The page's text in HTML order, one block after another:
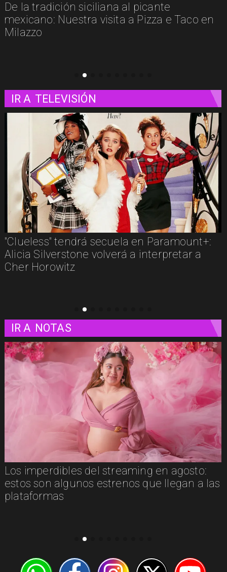
e Taco en
Un paseo matutino por Venecia
IR A TELEVISIÓN
en Paramount+:
a interpretar a
Los imperdibles del
estos son algunos
IR A NOTAS
Los imperdibles del streaming en agosto:
estos son algunos estrenos que llegan a las
plataformas